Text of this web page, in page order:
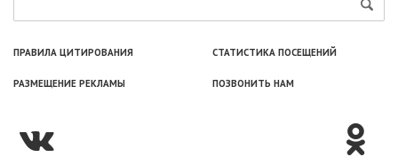
ПРАВИЛА ЦИТИРОВАНИЯ СТАТИСТИКА ПОСЕЩЕНИЙ
РАЗМЕЩЕНИЕ РЕКЛАМЫ ПОЗВОНИТЬ НАМ